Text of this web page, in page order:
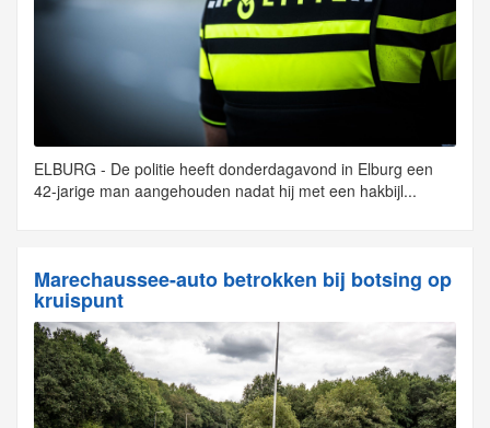
ELBURG - De politie heeft donderdagavond in Elburg een
42-jarige man aangehouden nadat hij met een hakbijl...
Marechaussee-auto betrokken bij botsing op
kruispunt